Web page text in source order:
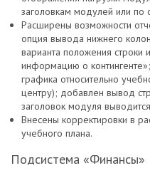
заголовкам модулей или по
Расширены возможности
опция вывода нижнего
варианта положения строки
информацию о
графика относительно
центру); добавлен вывод
заголовок модуля
Внесены корректировки в
учебного плана.
Подсистема «Финансы»